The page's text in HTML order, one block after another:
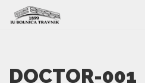
DOCTOR-001